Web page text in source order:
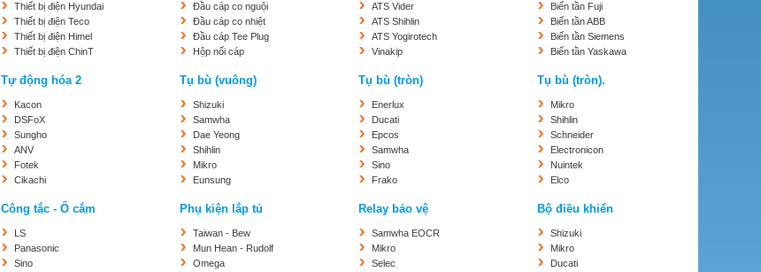
Thiết bị điện Hyundai
Thiết bị điện Teco
Thiết bị điện Himel
Thiết bị điện ChinT
Đầu cáp co nguội
Đầu cáp co nhiệt
Đầu cáp Tee Plug
Hộp nối cáp
ATS Vider
ATS Shihlin
ATS Yogirotech
Vinakip
Biến tần Fuji
Biến tần ABB
Biến tần Siemens
Biến tần Yaskawa
Tự động hóa 2
Kacon
DSFoX
Sungho
ANV
Fotek
Cikachi
Tụ bù (vuông)
Shizuki
Samwha
Dae Yeong
Shihlin
Mikro
Eunsung
Tụ bù (tròn)
Enerlux
Ducati
Epcos
Samwha
Sino
Frako
Tụ bù (tròn).
Mikro
Shihlin
Schneider
Electronicon
Nuintek
Elco
Công tắc - Ổ cắm
LS
Panasonic
Sino
Phụ kiện lắp tủ
Taiwan - Bew
Mun Hean - Rudolf
Omega
Relay bảo vệ
Samwha EOCR
Mikro
Selec
Bộ điều khiển
Shizuki
Mikro
Ducati